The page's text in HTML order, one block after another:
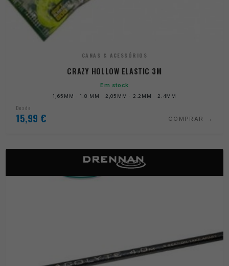
CANAS & ACESSÓRIOS
CRAZY HOLLOW ELASTIC 3M
Em stock
1,65MM · 1.8 MM · 2,05MM · 2.2MM · 2.4MM
Desde
15,99 € COMPRAR